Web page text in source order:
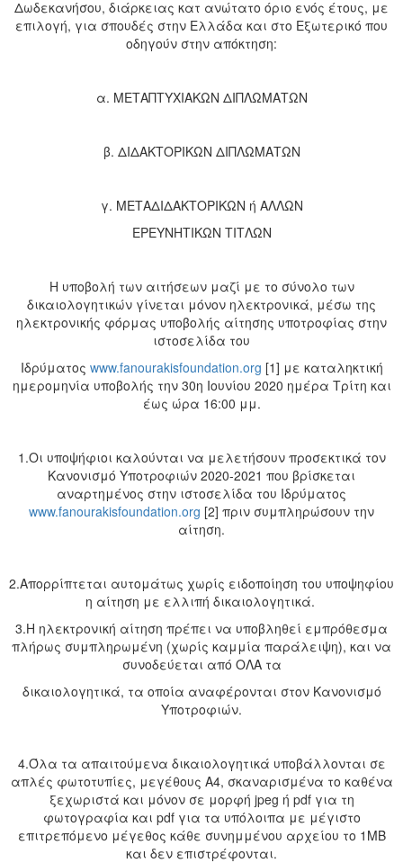
Δωδεκανήσου, διάρκειας κατ ανώτατο όριο ενός έτους, με
επιλογή, για σπουδές στην Ελλάδα και στο Εξωτερικό που
οδηγούν στην απόκτηση:
α. ΜΕΤΑΠΤΥΧΙΑΚΩΝ ΔΙΠΛΩΜΑΤΩΝ
β. ΔΙΔΑΚΤΟΡΙΚΩΝ ΔΙΠΛΩΜΑΤΩΝ
γ. ΜΕΤΑΔΙΔΑΚΤΟΡΙΚΩΝ ή ΑΛΛΩΝ
ΕΡΕΥΝΗΤΙΚΩΝ TITΛΩΝ
Η υποβολή των αιτήσεων μαζί με το σύνολο των
δικαιολογητικών γίνεται μόνον ηλεκτρονικά, μέσω της
ηλεκτρονικής φόρμας υποβολής αίτησης υποτροφίας στην
ιστοσελίδα του
Ιδρύματος www.fanourakisfoundation.org [1] με καταληκτική
ημερομηνία υποβολής την 30η Ιουνίου 2020 ημέρα Τρίτη και
έως ώρα 16:00 μμ.
1.Οι υποψήφιοι καλούνται να μελετήσουν προσεκτικά τoν
Κανονισμό Υποτροφιών 2020-2021 που βρίσκεται
αναρτημένος στην ιστοσελίδα του Ιδρύματος
www.fanourakisfoundation.org [2] πριν συμπληρώσουν την
αίτηση.
2.Απορρίπτεται αυτομάτως χωρίς ειδοποίηση του υποψηφίου
η αίτηση με ελλιπή δικαιολογητικά.
3.Η ηλεκτρονική αίτηση πρέπει να υποβληθεί εμπρόθεσμα
πλήρως συμπληρωμένη (χωρίς καμμία παράλειψη), και να
συνοδεύεται από OΛΑ τα
δικαιολογητικά, τα οποία αναφέρονται στον Κανονισμό
Υποτροφιών.
4.Όλα τα απαιτούμενα δικαιολογητικά υποβάλλονται σε
απλές φωτοτυπίες, μεγέθους Α4, σκαναρισμένα το καθένα
ξεχωριστά και μόνον σε μορφή jpeg ή pdf για τη
φωτογραφία και pdf για τα υπόλοιπα με μέγιστο
επιτρεπόμενο μέγεθος κάθε συνημμένου αρχείου το 1MB
και δεν επιστρέφονται.